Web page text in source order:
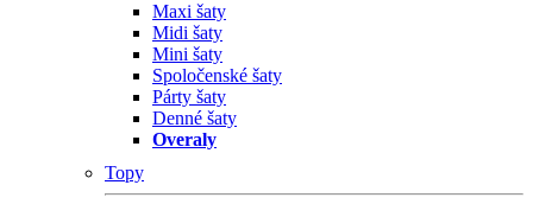
Maxi šaty
Midi šaty
Mini šaty
Spoločenské šaty
Párty šaty
Denné šaty
Overaly
Topy